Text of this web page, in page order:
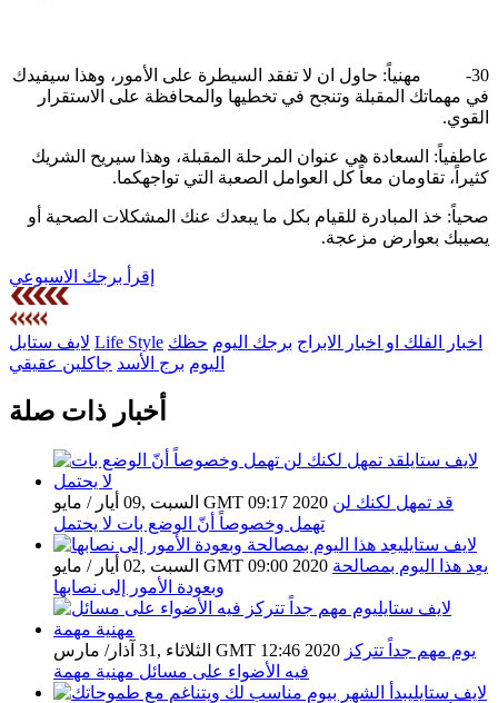
30- مهنياً: حاول ان لا تفقد السيطرة على الأمور، وهذا سيفيدك
في مهماتك المقبلة وتنجح في تخطيها والمحافظة على الاستقرار
القوي.
عاطفياً: السعادة هي عنوان المرحلة المقبلة، وهذا سيريح الشريك
كثيراً، تقاومان معاً كل العوامل الصعبة التي تواجهكما.
صحياً: خذ المبادرة للقيام بكل ما يبعدك عنك المشكلات الصحية أو
يصيبك بعوارض مزعجة.
إقرأ برجك الاسبوعي
لايف ستايل Life Style اخبار الفلك او اخبار الابراج برجك اليوم حظك
اليوم برج الأسد جاكلين عقيقي
أخبار ذات صلة
السبت ,09 أيار / مايو GMT 09:17 2020 قد تمهل لكنك لن
تهمل وخصوصاً أنّ الوضع بات لا يحتمل
السبت ,02 أيار / مايو GMT 09:00 2020 يعِد هذا اليوم بمصالحة
وبعودة الأمور إلى نصابها
الثلاثاء ,31 آذار/ مارس GMT 12:46 2020 يوم مهم جداً تتركز
فيه الأضواء على مسائل مهنية مهمة